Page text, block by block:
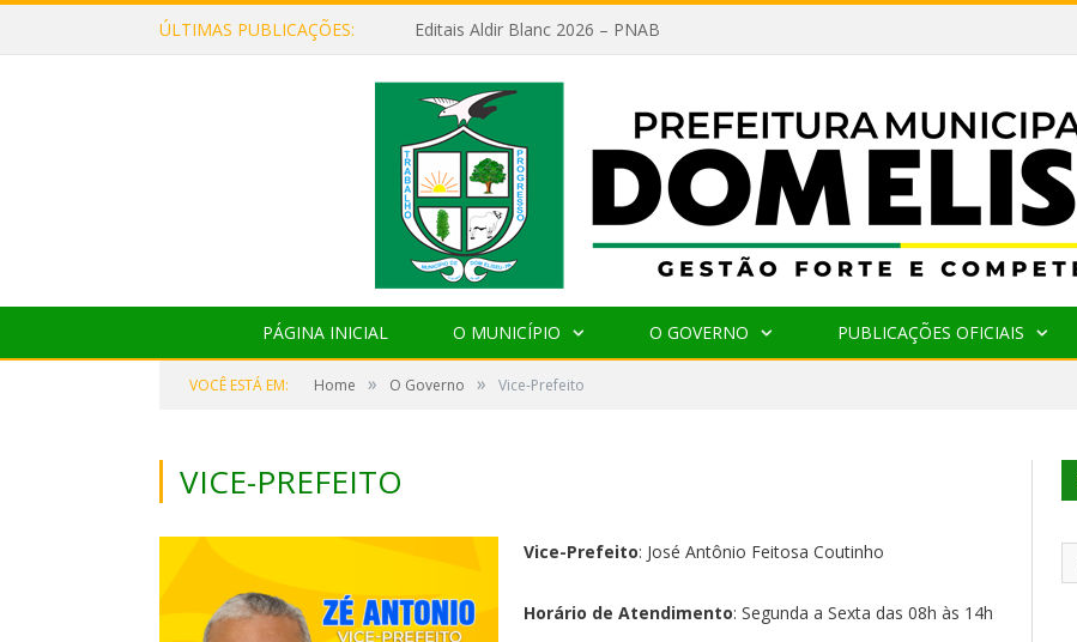
ÚLTIMAS PUBLICAÇÕES: Editais Aldir Blanc 2026 – PNAB
PÁGINA INICIAL O MUNICÍPIO O GOVERNO PUBLICAÇÕES OFICIAIS
VOCÊ ESTÁ EM: Home » O Governo » Vice-Prefeito
VICE-PREFEITO
Vice-Prefeito: José Antônio Feitosa Coutinho
Horário de Atendimento: Segunda a Sexta das 08h às 14h